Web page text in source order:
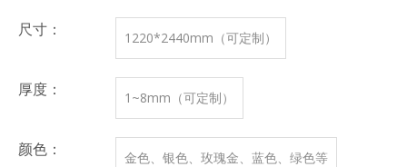
尺寸： 1220*2440mm（可定制）
厚度： 1~8mm（可定制）
颜色： 金色、银色、玫瑰金、蓝色、绿色等